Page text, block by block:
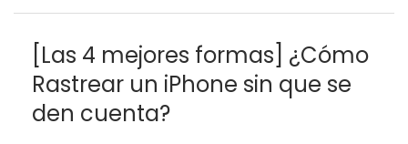
[Las 4 mejores formas] ¿Cómo
Rastrear un iPhone sin que se
den cuenta?